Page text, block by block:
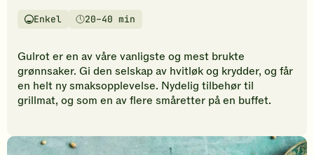
den
til
å
vurdere
denne
oppskriften.
Vanskelighetsgrad
Enkel
Tilberedningstid20–40 min
Gulrot er en av våre vanligste og mest brukte
grønnsaker. Gi den selskap av hvitløk og krydder, og får
en helt ny smaksopplevelse. Nydelig tilbehør til
grillmat, og som en av flere småretter på en buffet.